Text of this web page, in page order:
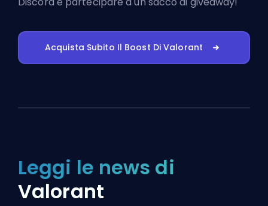
Acquista Subito Il Boost Di Valorant
Leggi le news di
Valorant